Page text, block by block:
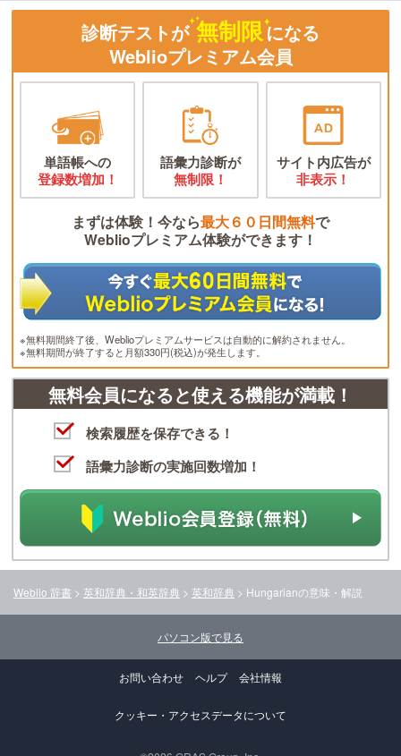
診断テストが 無制限になる
Weblioプレミアム会員
単語帳への
登録数増加！
語彙力診断が
無制限！
サイト内広告が
非表示！
まずは体験！今なら最大６０日間無料で
Weblioプレミアム体験ができます！
※無料期間終了後、Weblioプレミアムサービスは自動的に解約されません。
※無料期間が終了すると月額330円(税込)が発生します。
無料会員になると使える機能が満載！
検索履歴を保存できる！
語彙力診断の実施回数増加！
Weblio 辞書 > 英和辞典・和英辞典 > 英和辞典 > Hungarianの意味・解説
パソコン版で見る
お問い合わせ ヘルプ 会社情報
クッキー・アクセスデータについて